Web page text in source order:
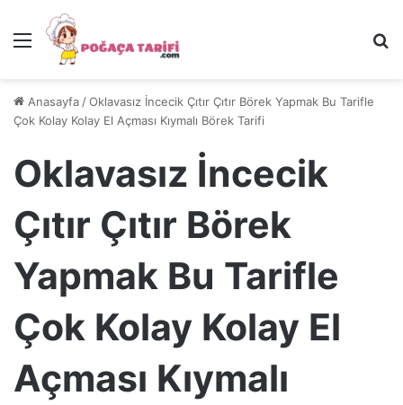
Menü
Anasayfa /Oklavasız İncecik Çıtır Çıtır Börek Yapmak Bu Tarifle
Çok Kolay Kolay El Açması Kıymalı Börek Tarifi
Oklavasız İncecik
Çıtır Çıtır Börek
Yapmak Bu Tarifle
Çok Kolay Kolay El
Açması Kıymalı